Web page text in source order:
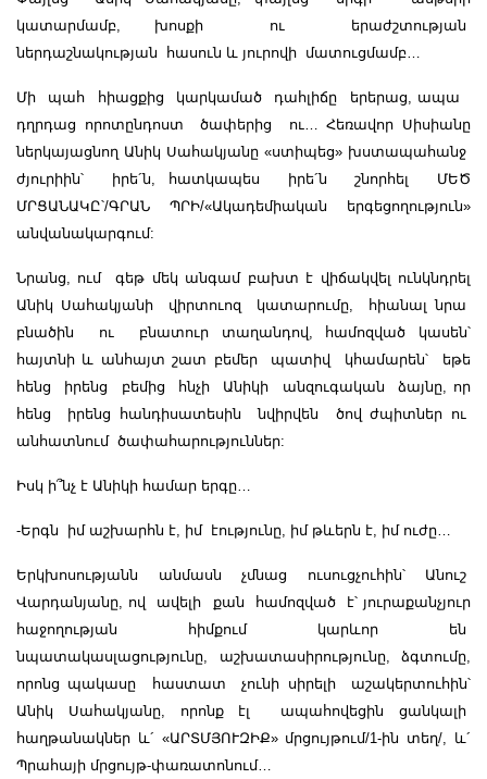
կատարմամբ, խոսքի ու երաժշտության
ներդաշնակության հասուն և յուրովի մատուցմամբ…
Մի պահ հիացքից կարկամած դահլիճը երերաց, ապա
դղրդաց որոտընդոստ ծափերից ու… Հեռավոր Սիսիանը
ներկայացնող Անիկ Սահակյանը «ստիպեց» խստապահանջ
ժյուրիին՝ իրե´ն, հատկապես իրե´ն շնորհել ՄԵԾ
ՄՐՑԱՆԱԿԸ՝/ԳՐԱՆ ՊՐԻ/«Ակադեմիական երգեցողություն»
անվանակարգում:
Նրանց, ում գեթ մեկ անգամ բախտ է վիճակվել ունկնդրել
Անիկ Սահակյանի վիրտուոզ կատարումը, հիանալ նրա
բնածին ու բնատուր տաղանդով, համոզված կասեն՝
հայտնի և անհայտ շատ բեմեր պատիվ կհամարեն՝ եթե
հենց իրենց բեմից հնչի Անիկի անզուգական ձայնը, որ
հենց իրենց հանդիսատեսին նվիրվեն ծով ժպիտներ ու
անհատնում ծափահարություններ:
Իսկ ի՞նչ է Անիկի համար երգը…
-Երգն իմ աշխարհն է, իմ էությունը, իմ թևերն է, իմ ուժը…
Երկխոսությանն անմասն չմնաց ուսուցչուհին՝ Անուշ
Վարդանյանը, ով ավելի քան համոզված է՝ յուրաքանչյուր
հաջողության հիմքում կարևոր են
նպատակասլացությունը, աշխատասիրությունը, ձգտումը,
որոնց պակասը հաստատ չունի սիրելի աշակերտուհին՝
Անիկ Սահակյանը, որոնք էլ ապահովեցին ցանկալի
հաղթանակներ և´ «ԱՐՏՄՅՈՒԶԻՔ» մրցույթում/1-ին տեղ/, և´
Պրահայի մրցույթ-փառատոնում…